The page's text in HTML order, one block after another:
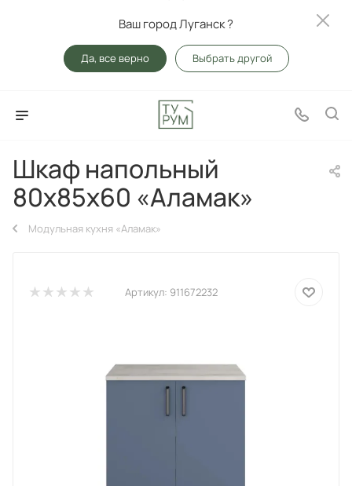
Ваш город Луганск ?
Да, все верно Выбрать другой
Шкаф напольный
80х85х60 «Аламак»
Модульная кухня «Аламак»
Артикул: 911672232